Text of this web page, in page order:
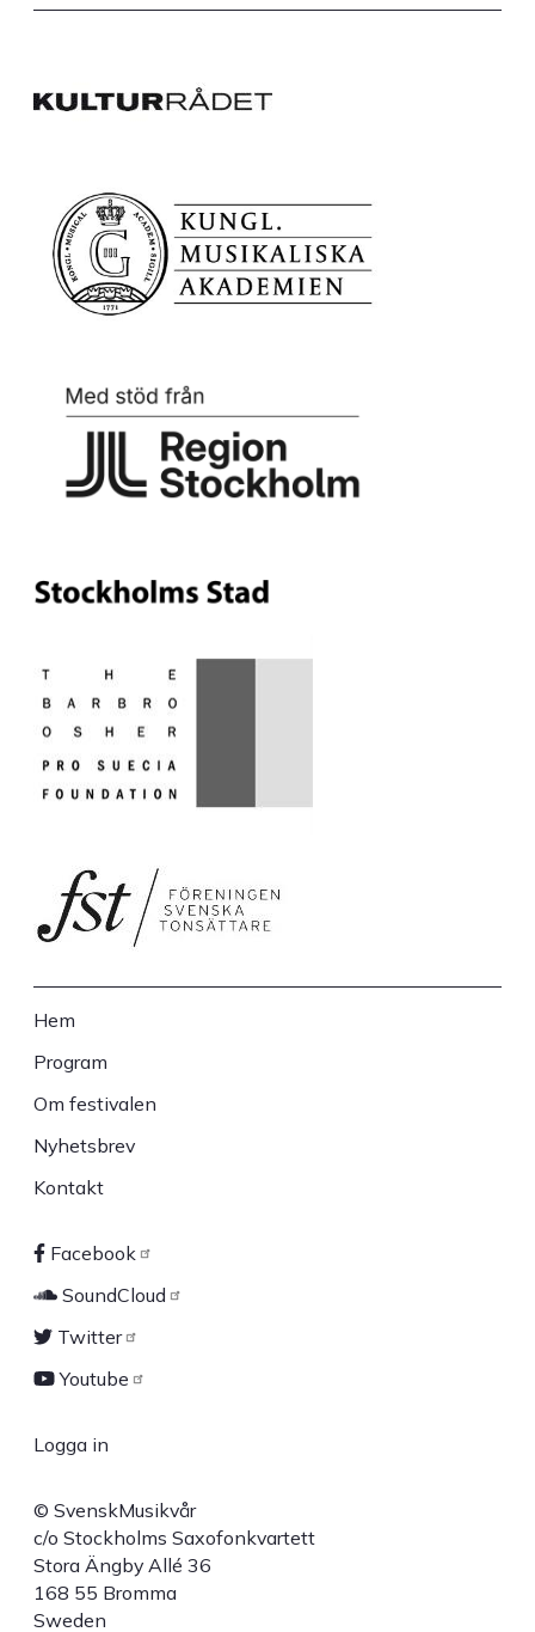
Sidfot
Hem
Program
Om festivalen
Nyhetsbrev
Kontakt
Sociala
länkar
Facebook
SoundCloud
Twitter
Youtube
account
menu
Logga in
© SvenskMusikvår
c/o Stockholms Saxofonkvartett
Stora Ängby Allé 36
168 55 Bromma
Sweden